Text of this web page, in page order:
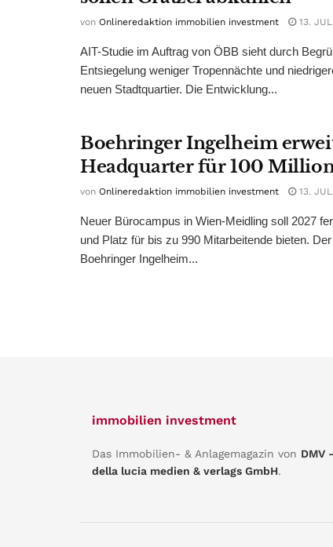
von Onlineredaktion immobilien investment 13.
AIT-Studie im Auftrag von ÖBB sieht durch
Entsiegelung weniger Tropennächte und
neuen Stadtquartier. Die Entwicklung...
Boehringer Ingelheim
Headquarter für 100
von Onlineredaktion immobilien investment 13.
Neuer Bürocampus in Wien-Meidling soll 2027
und Platz für bis zu 990 Mitarbeitende bieten.
Boehringer Ingelheim...
immobilien investment
Das Immobilien- & Anlagemagazin von DMV
della lucia medien & verlags GmbH.